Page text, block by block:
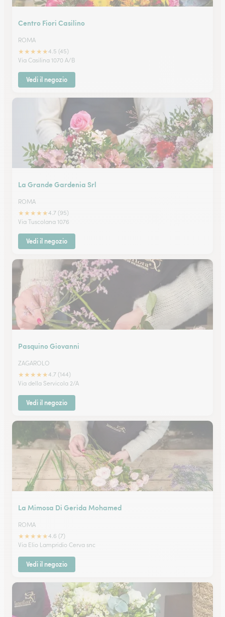
Centro Fiori Casilino
ROMA
★★★★★4.5 (45)
Via Casilina 1070 A/B
Vedi il negozio
La Grande Gardenia Srl
ROMA
★★★★★4.7 (95)
Via Tuscolana 1076
Vedi il negozio
Pasquino Giovanni
ZAGAROLO
★★★★★4.7 (144)
Via della Servicola 2/A
Vedi il negozio
La Mimosa Di Gerida Mohamed
ROMA
★★★★★4.6 (7)
Via Elio Lampridio Cerva snc
Vedi il negozio